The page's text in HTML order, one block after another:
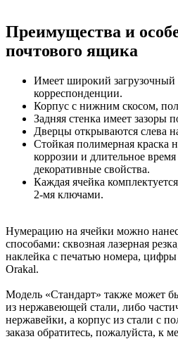
Преимущества и
почтового ящика
Имеет широкий загрузочный
корреспонденции.
Корпус с нижним скосом,
Задняя стенка имеет зазоры
Дверцы открываются слева
Стойкая полимерная краска
коррозии и длительное время
декоративные свойства.
Каждая ячейка
2-мя ключами.
Нумерацию на ячейки можно
способами: сквозная лазерная
наклейка с печатью номера,
Orakal.
Модель «Стандарт» также может
из нержавеющей стали, либо
нержавейки, а корпус из стали с
заказа обратитесь, пожалуйста, к